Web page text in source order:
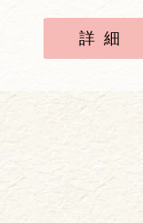
詳細